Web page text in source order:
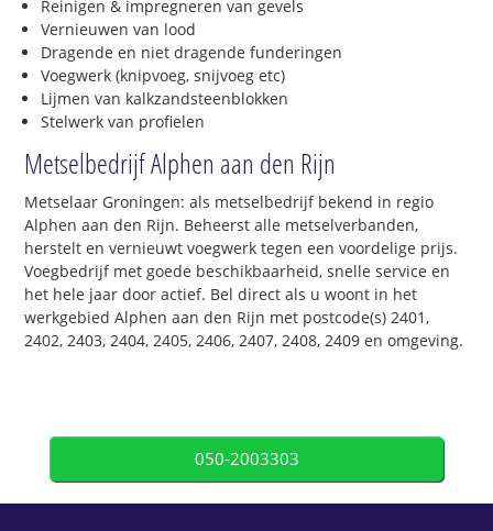
Reinigen & impregneren van gevels
Vernieuwen van lood
Dragende en niet dragende funderingen
Voegwerk (knipvoeg, snijvoeg etc)
Lijmen van kalkzandsteenblokken
Stelwerk van profielen
Metselbedrijf Alphen aan den Rijn
Metselaar Groningen: als metselbedrijf bekend in regio
Alphen aan den Rijn. Beheerst alle metselverbanden,
herstelt en vernieuwt voegwerk tegen een voordelige prijs.
Voegbedrijf met goede beschikbaarheid, snelle service en
het hele jaar door actief. Bel direct als u woont in het
werkgebied Alphen aan den Rijn met postcode(s) 2401,
2402, 2403, 2404, 2405, 2406, 2407, 2408, 2409 en omgeving.
050-2003303